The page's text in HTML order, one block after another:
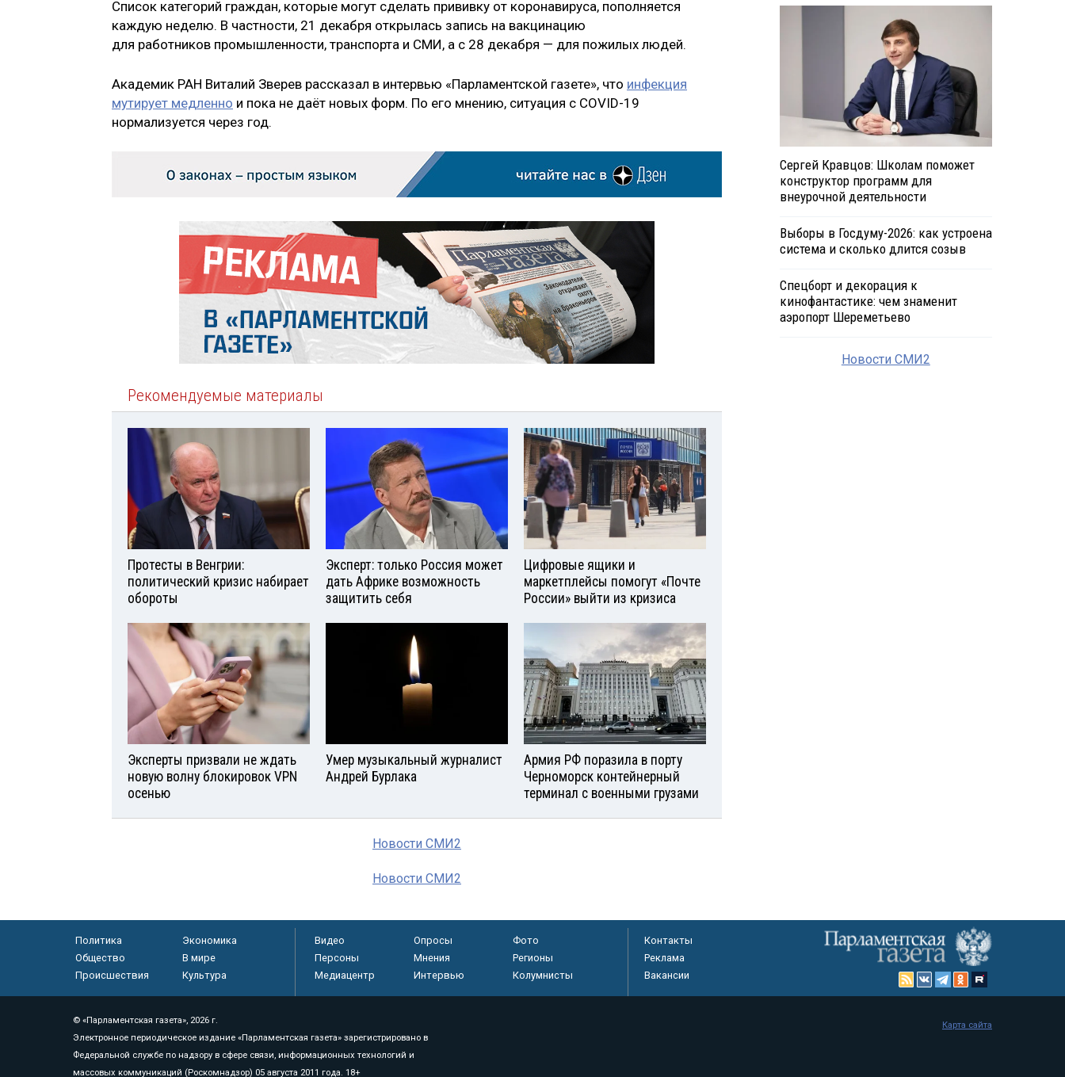
Список категорий граждан, которые могут сделать прививку от коронавируса, пополняется
каждую неделю. В частности, 21 декабря открылась запись на вакцинацию
для работников промышленности, транспорта и СМИ, а с 28 декабря — для пожилых людей.
Академик РАН Виталий Зверев рассказал в интервью «Парламентской газете», что инфекция
мутирует медленно и пока не даёт новых форм. По его мнению, ситуация с COVID-19
нормализуется через год.
Рекомендуемые материалы
Протесты в Венгрии:
политический кризис набирает
обороты
Эксперт: только Россия может
дать Африке возможность
защитить себя
Цифровые ящики и
маркетплейсы помогут «Почте
России» выйти из кризиса
Эксперты призвали не ждать
новую волну блокировок VPN
осенью
Умер музыкальный журналист
Андрей Бурлака
Армия РФ поразила в порту
Черноморск контейнерный
терминал с военными грузами
Новости СМИ2
Новости СМИ2
Сергей Кравцов: Школам поможет
конструктор программ для
внеурочной деятельности
Выборы в Госдуму-2026: как устроена
система и сколько длится созыв
Спецборт и декорация к
кинофантастике: чем знаменит
аэропорт Шереметьево
Новости СМИ2
Политика
Экономика
Общество
В мире
Происшествия
Культура
Видео Опросы
Фото
Персоны
Мнения
Регионы
Медиацентр
Интервью Колумнисты
Контакты
Реклама
Вакансии
© «Парламентская газета», 2026 г.
Электронное периодическое издание «Парламентская газета» зарегистрировано в
Федеральной службе по надзору в сфере связи, информационных технологий и
массовых коммуникаций (Роскомнадзор) 05 августа 2011 года. 18+
Карта сайта